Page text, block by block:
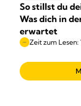
So stillst du
Was dich in
erwartet
Zeit zum Lesen: